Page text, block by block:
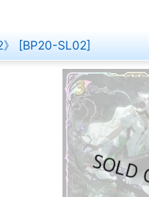
[BP20-SL02]